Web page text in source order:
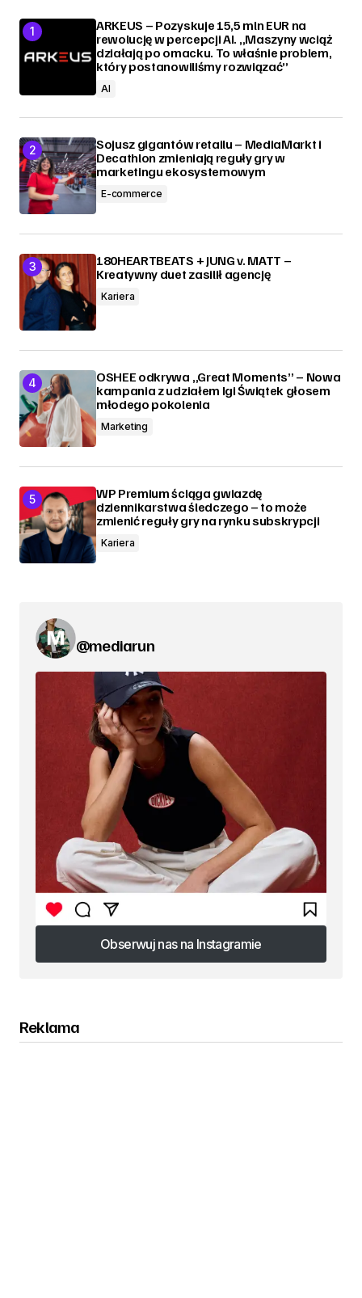
ARKEUS – Pozyskuje 15,5 mln EUR na
rewolucję w percepcji AI. „Maszyny wciąż
działają po omacku. To właśnie problem,
który postanowiliśmy rozwiązać”
AI
Sojusz gigantów retailu – MediaMarkt i
Decathlon zmieniają reguły gry w
marketingu ekosystemowym
E-commerce
180HEARTBEATS + JUNG v. MATT –
Kreatywny duet zasilił agencję
Kariera
OSHEE odkrywa „Great Moments” – Nowa
kampania z udziałem Igi Świątek głosem
młodego pokolenia
Marketing
WP Premium ściąga gwiazdę
dziennikarstwa śledczego – to może
zmienić reguły gry na rynku subskrypcji
Kariera
@mediarun
Obserwuj nas na Instagramie
Obserwuj nas na Instagramie
Reklama